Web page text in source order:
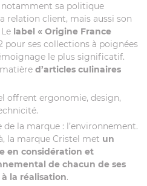
sa politique
relation client, mais aussi son
Le label « Origine France
pour ses collections à poignées
le plus significatif.
d’articles culinaires
offrent ergonomie, design,
la marque : l’environnement.
la marque Cristel met un
en considération et
de chacun de ses
la réalisation.